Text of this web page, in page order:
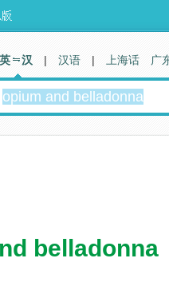
belladonna
英 汉 | 汉语 | 上海话 广